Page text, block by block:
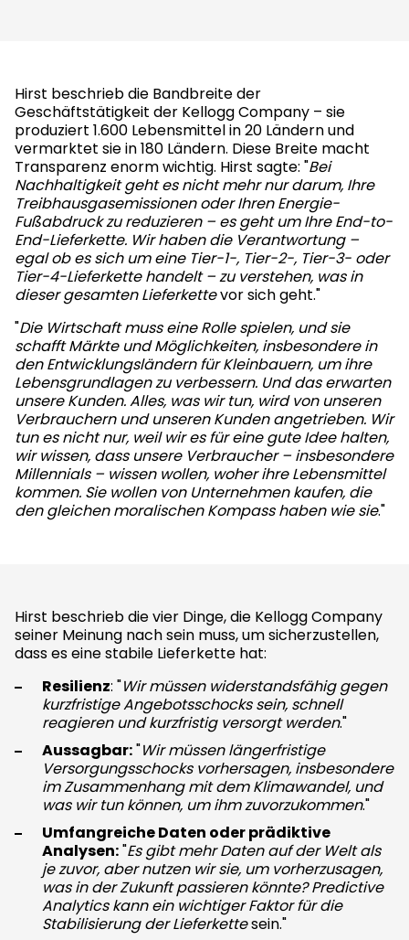
Hirst beschrieb die Bandbreite der
Geschäftstätigkeit der Kellogg Company – sie
produziert 1.600 Lebensmittel in 20 Ländern und
vermarktet sie in 180 Ländern. Diese Breite macht
Transparenz enorm wichtig. Hirst sagte: "Bei
Nachhaltigkeit geht es nicht mehr nur darum, Ihre
Treibhausgasemissionen oder Ihren Energie-
Fußabdruck zu reduzieren – es geht um Ihre End-to-
End-Lieferkette. Wir haben die Verantwortung –
egal ob es sich um eine Tier-1-, Tier-2-, Tier-3- oder
Tier-4-Lieferkette handelt – zu verstehen, was in
dieser gesamten Lieferkettevor sich geht."
"Die Wirtschaft muss eine Rolle spielen, und sie
schafft Märkte und Möglichkeiten, insbesondere in
den Entwicklungsländern für Kleinbauern, um ihre
Lebensgrundlagen zu verbessern. Und das erwarten
unsere Kunden. Alles, was wir tun, wird von unseren
Verbrauchern und unseren Kunden angetrieben. Wir
tun es nicht nur, weil wir es für eine gute Idee halten,
wir wissen, dass unsere Verbraucher – insbesondere
Millennials – wissen wollen, woher ihre Lebensmittel
kommen. Sie wollen von Unternehmen kaufen, die
den gleichen moralischen Kompass haben wie sie."
Hirst beschrieb die vier Dinge, die Kellogg Company
seiner Meinung nach sein muss, um sicherzustellen,
dass es eine stabile Lieferkette hat:
Resilienz: "Wir müssen widerstandsfähig gegen
kurzfristige Angebotsschocks sein, schnell
reagieren und kurzfristig versorgt werden."
Aussagbar:"Wir müssen längerfristige
Versorgungsschocks vorhersagen, insbesondere
im Zusammenhang mit dem Klimawandel, und
was wir tun können, um ihm zuvorzukommen."
Umfangreiche Daten oder prädiktive
Analysen:"Es gibt mehr Daten auf der Welt als
je zuvor, aber nutzen wir sie, um vorherzusagen,
was in der Zukunft passieren könnte? Predictive
Analytics kann ein wichtiger Faktor für die
Stabilisierung der Lieferkettesein."